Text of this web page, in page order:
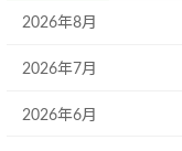
2026年8月
2026年7月
2026年6月